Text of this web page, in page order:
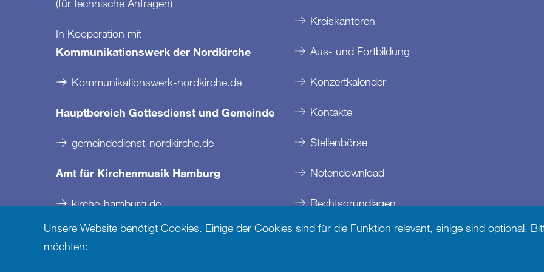
(für technische Anfragen)
In Kooperation mit
Kommunikationswerk der Nordkirche
Kommunikationswerk-nordkirche.de
Hauptbereich Gottesdienst und Gemeinde
gemeindedienst-nordkirche.de
Amt für Kirchenmusik Hamburg
kirche-hamburg.de
Kreiskantoren
Aus- und Fortbildung
Konzertkalender
Kontakte
Stellenbörse
Notendownload
Rechtsgrundlagen
Unsere Website benötigt Cookies. Einige der Cookies sind für die Funktion relevant, einige sind optional.
möchten: